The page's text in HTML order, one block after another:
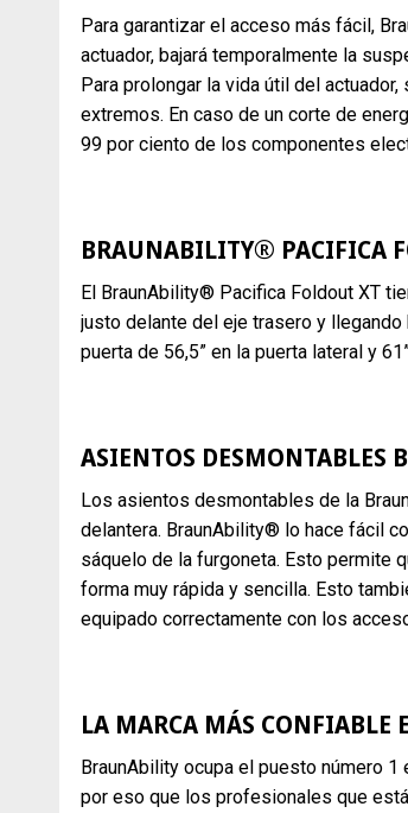
Para garantizar el acceso más fácil,
actuador, bajará temporalmente la
Para prolongar la vida útil del
extremos. En caso de un corte de
99 por ciento de los componentes
BRAUNABILITY® PACIFICA
El BraunAbility® Pacifica Foldout XT
justo delante del eje trasero y
puerta de 56,5” en la puerta lateral y
ASIENTOS
Los asientos desmontables de la
delantera. BraunAbility® lo hace fácil
sáquelo de la furgoneta. Esto permite
forma muy rápida y sencilla. Esto
equipado correctamente con los
LA MARCA MÁS CONFIABLE
BraunAbility ocupa el puesto número
por eso que los profesionales que